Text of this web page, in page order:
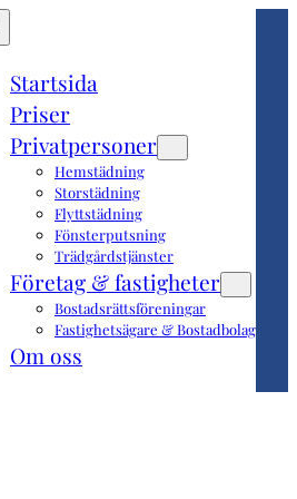
Startsida
Priser
Privatpersoner
Hemstädning
Storstädning
Flyttstädning
Fönsterputsning
Trädgårdstjänster
Företag & fastigheter
Bostadsrättsföreningar
Fastighetsägare & Bostadbolag
Om oss